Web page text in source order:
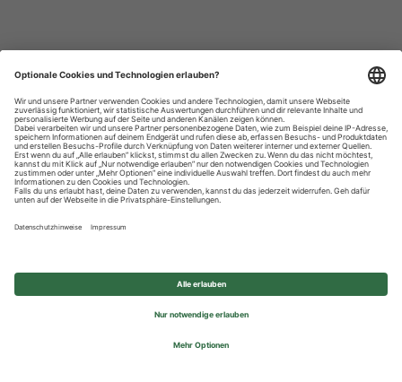
Datenschutzhinweise
Impressum
Privatsphäre-Einstellungen
© 2026 REWE Group - All rights reserved